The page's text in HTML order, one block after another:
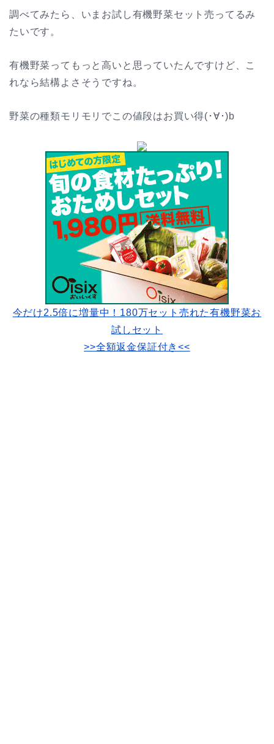
調べてみたら、いまお試し有機野菜セット売ってるみ
たいです。
有機野菜ってもっと高いと思っていたんですけど、こ
れなら結構よさそうですね。
野菜の種類モリモリでこの値段はお買い得(･∀･)b
今だけ2.5倍に増量中！180万セット売れた有機野菜お
試しセット
>>全額返金保証付き<<